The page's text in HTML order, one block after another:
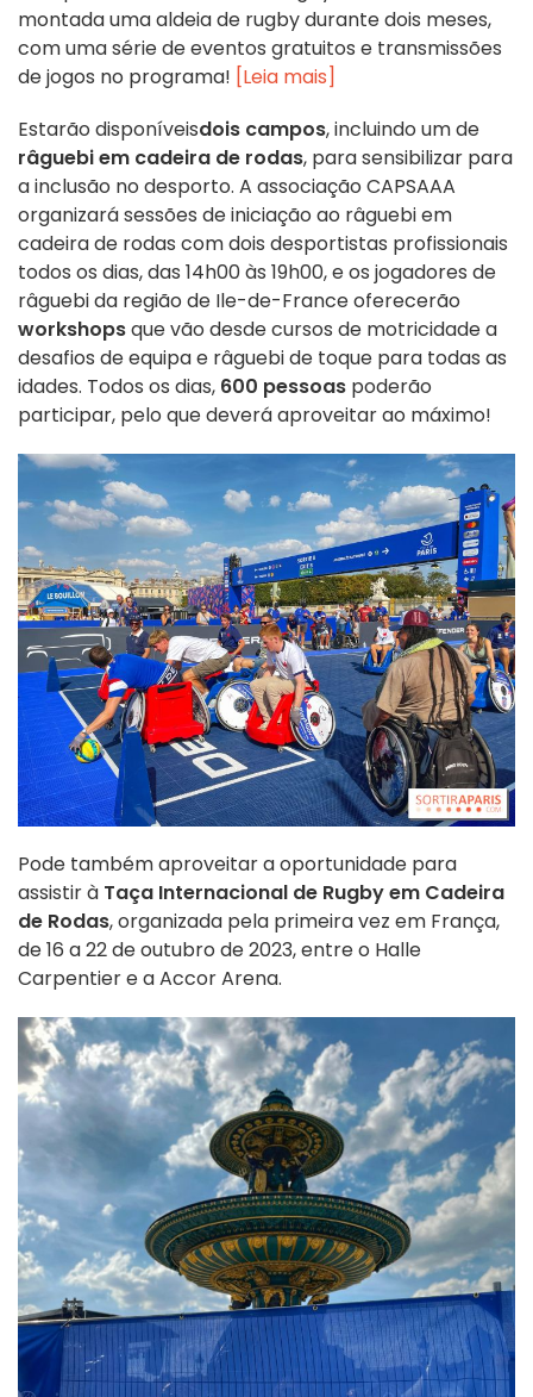
montada uma aldeia de rugby durante dois meses,
com uma série de eventos gratuitos e transmissões
de jogos no programa! [Leia mais]
Estarão disponíveisdois campos, incluindo um de
râguebi em cadeira de rodas, para sensibilizar para
a inclusão no desporto. A associação CAPSAAA
organizará sessões de iniciação ao râguebi em
cadeira de rodas com dois desportistas profissionais
todos os dias, das 14h00 às 19h00, e os jogadores de
râguebi da região de Ile-de-France oferecerão
workshopsque vão desde cursos de motricidade a
desafios de equipa e râguebi de toque para todas as
idades. Todos os dias, 600 pessoas poderão
participar, pelo que deverá aproveitar ao máximo!
Pode também aproveitar a oportunidade para
assistir à Taça Internacional de Rugby em Cadeira
de Rodas, organizada pela primeira vez em França,
de 16 a 22 de outubro de 2023, entre o Halle
Carpentier e a Accor Arena.